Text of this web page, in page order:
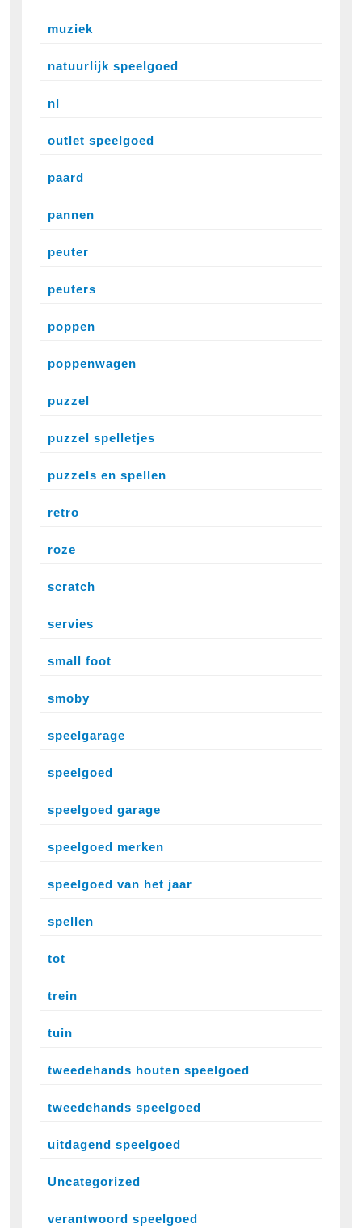
muziek
natuurlijk speelgoed
nl
outlet speelgoed
paard
pannen
peuter
peuters
poppen
poppenwagen
puzzel
puzzel spelletjes
puzzels en spellen
retro
roze
scratch
servies
small foot
smoby
speelgarage
speelgoed
speelgoed garage
speelgoed merken
speelgoed van het jaar
spellen
tot
trein
tuin
tweedehands houten speelgoed
tweedehands speelgoed
uitdagend speelgoed
Uncategorized
verantwoord speelgoed